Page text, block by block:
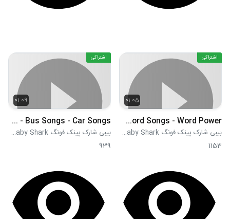
01:05
اشتراکی
Clothes - Word Songs - Word Power
بیبی شارک پینک فونگ Pink Fong Baby Shark
1153
01:09
اشتراکی
The Wheels on the Pink School Bus - Bus Songs - Car Songs
بیبی شارک پینک فونگ Pink Fong Baby Shark
939